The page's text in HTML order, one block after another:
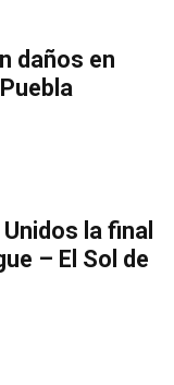
daños en
la final
– El Sol de